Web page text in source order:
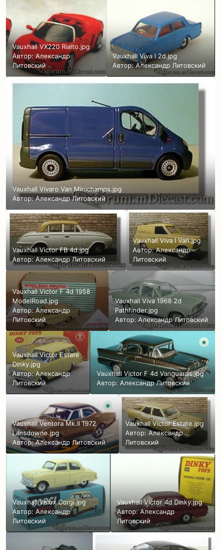
Vauxhall VX220 Rialto.jpg
Автор: Александр
Литовский
Vauxhall Viva I 2d.jpg
Автор:Александр Литовский
Vauxhall Vivaro Van Minichamps.jpg
Автор:Александр Литовский
Vauxhall Victor FB 4d.jpg
Автор: Александр Литовский
Vauxhall Viva I Van.jpg
Автор:Александр
Литовский
Vauxhall Victor F 4d 1958
ModelRoad.jpg
Автор:Александр
Литовский
Vauxhall Viva 1968 2d
Pathfinder.jpg
Автор:Александр Литовский
Vauxhall Victor Estate
Dinky.jpg
Автор:Александр
Литовский
Vauxhall Victor F 4d Vanguards.jpg
Автор: Александр Литовский
Vauxhall Ventora Mk.II 1972
Lansdowne.jpg
Автор:Александр Литовский
Vauxhall Victor Estate.jpg
Автор:Александр
Литовский
Vauxhall Velox Corgi.jpg
Автор: Александр
Литовский
Vauxhall Victor 4d Dinky.jpg
Автор:Александр
Литовский